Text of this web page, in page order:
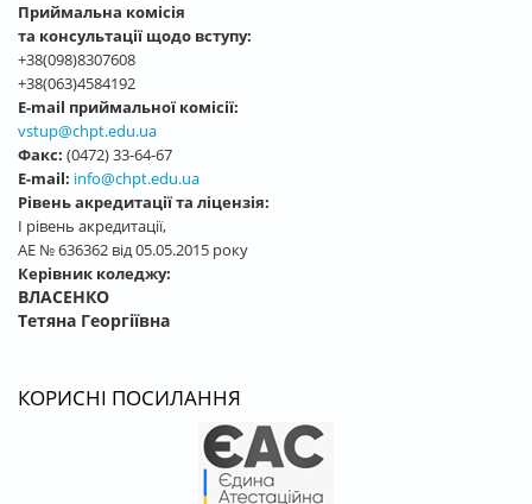
Приймальна комісія
та консультації щодо вступу:
+38(098)8307608
+38(063)4584192
E-mail приймальної комісії:
vstup@chpt.edu.ua
Факс: (0472) 33-64-67
E-mail: info@chpt.edu.ua
Рівень акредитації та ліцензія:
І рівень акредитації,
АЕ № 636362 від 05.05.2015 року
Керівник коледжу:
ВЛАСЕНКО
Тетяна Георгіївна
КОРИСНІ ПОСИЛАННЯ